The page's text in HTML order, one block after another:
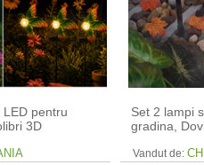
pentru
3D
Set 2 lampi
gradina,
Vandut de: